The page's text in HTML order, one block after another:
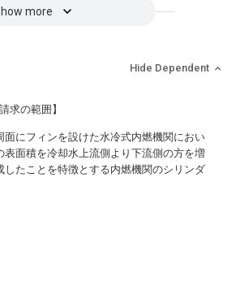
more
Hide Dependent
求の範囲】
面にフィンを設けた水冷式内燃機関におい
表面積を冷却水上流側より下流側の方を増
したことを特徴とする内燃機関のシリンダ